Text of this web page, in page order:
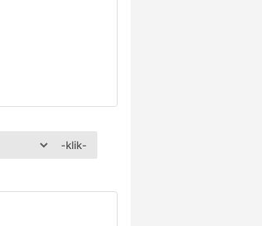
-klik-